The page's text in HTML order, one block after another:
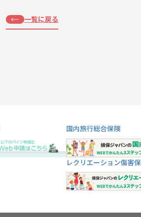
一覧に戻る
国内旅行総合保険
レクリエーション傷害